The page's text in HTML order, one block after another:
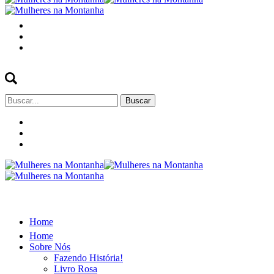
Buscar
por:
Home
Home
Sobre Nós
Fazendo História!
Livro Rosa